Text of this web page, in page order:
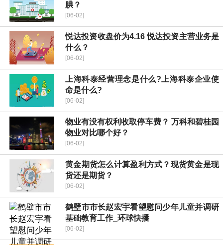
腆？
[06-02]
​悦达投资收盘价为4.16 ​悦达投资主营业务是
什么？
[06-02]
上海科泰经营理念是什么?上海科泰企业使
命是什么?
[06-02]
物业有没有权利收取停车费？ 万科和碧桂园
物业对比哪个好？
[06-02]
黄金期货怎么计算盈利方式？现货黄金是现
货还是期货？
[06-02]
鹤壁市市长赵宏宇看望慰问少年儿童并调研
基础教育工作_环球快播
[06-02]